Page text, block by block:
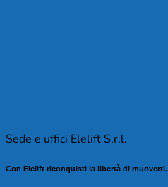
Sede e uffici Elelift S.r.l.
Con Elelift riconquisti la libertà di muoverti.